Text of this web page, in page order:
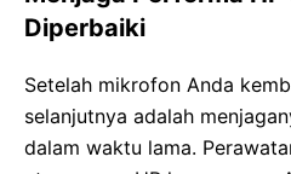
Diperbaiki
Setelah mikrofon Anda
selanjutnya adalah
dalam waktu lama.